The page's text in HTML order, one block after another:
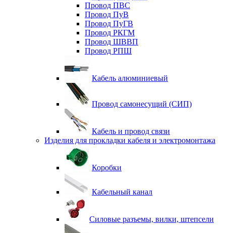
Провод ПВС
Провод ПуВ
Провод ПуГВ
Провод РКГМ
Провод ШВВП
Провод РПШ
Кабель алюминиевый
Провод самонесущий (СИП)
Кабель и провод связи
Изделия для прокладки кабеля и электромонтажа
Коробки
Кабельный канал
Силовые разъемы, вилки, штепсели